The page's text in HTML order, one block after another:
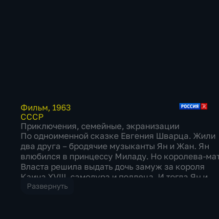
Фильм, 1963
СССР
Приключения, семейные, экранизации
По одноименной сказке Евгения Шварца. Жили
два друга – бродячие музыканты Ян и Жан. Ян
влюбился в принцессу Миладу. Но королева-
Власта решила выдать дочь замуж за короля
Каина XVIII, самодура и подлеца. И тогда Ян и
Жан, решив во что бы то ни стало расстроить
Развернуть